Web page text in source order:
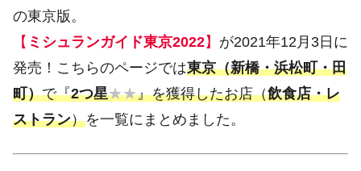
の東京版。
【 ミシュランガイド東京2022】 が2021年12月3日に
発売！こちらのページでは東京（新橋・浜松町・田
町）で『2つ星★★』を獲得したお店（飲食店・レ
ストラン）を一覧にまとめました。